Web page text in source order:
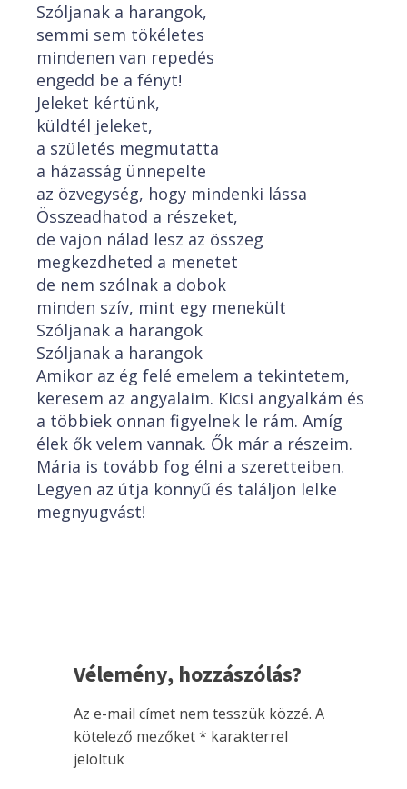
Szóljanak a harangok,
semmi sem tökéletes
mindenen van repedés
engedd be a fényt!
Jeleket kértünk,
küldtél jeleket,
a születés megmutatta
a házasság ünnepelte
az özvegység, hogy mindenki lássa
Összeadhatod a részeket,
de vajon nálad lesz az összeg
megkezdheted a menetet
de nem szólnak a dobok
minden szív, mint egy menekült
Szóljanak a harangok
Szóljanak a harangok
Amikor az ég felé emelem a tekintetem,
keresem az angyalaim. Kicsi angyalkám és
a többiek onnan figyelnek le rám. Amíg
élek ők velem vannak. Ők már a részeim.
Mária is tovább fog élni a szeretteiben.
Legyen az útja könnyű és találjon lelke
megnyugvást!
Vélemény, hozzászólás?
Az e-mail címet nem tesszük közzé. A
kötelező mezőket* karakterrel
jelöltük